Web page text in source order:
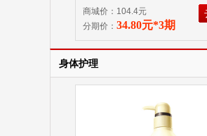
洗衣凝珠） （
袋+40颗+3颗） 立白 洗护
商城价：104.4元
分期价： 34.80元*3期
身体护理